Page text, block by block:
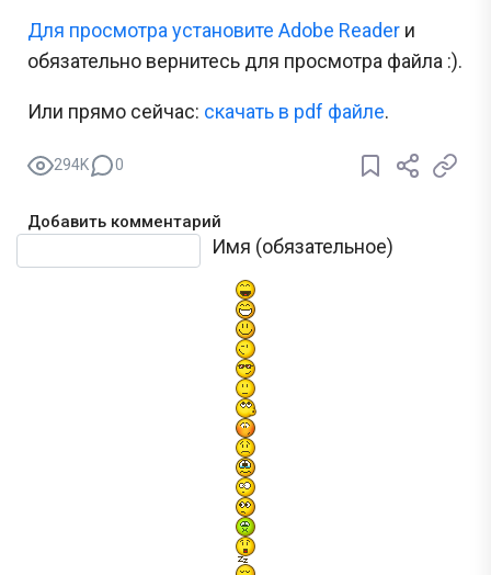
Для просмотра установите Adobe Reader и
обязательно вернитесь для просмотра файла :).
Или прямо сейчас: cкачать в pdf файле.
294K 0
Добавить комментарий
Имя (обязательное)